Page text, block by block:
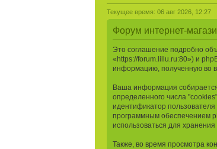
Текущее время: 06 авг 2026, 12:27
Форум интернет-
Это соглашение подробно
«https://forum.lillu.ru:80») и
информацию, полученную во
Ваша информация
определенного числа
идентификатор
программным обеспечением
использоваться для
Также, во время просмотра